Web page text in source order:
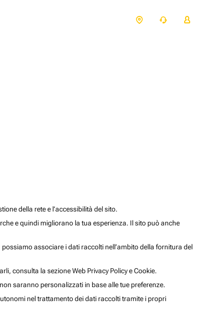
della rete e l’accessibilità del sito.
e quindi migliorano la tua esperienza. Il sito può anche
associare i dati raccolti nell’ambito della fornitura del
consulta la sezione Web Privacy Policy e Cookie.
saranno personalizzati in base alle tue preferenze.
nel trattamento dei dati raccolti tramite i propri